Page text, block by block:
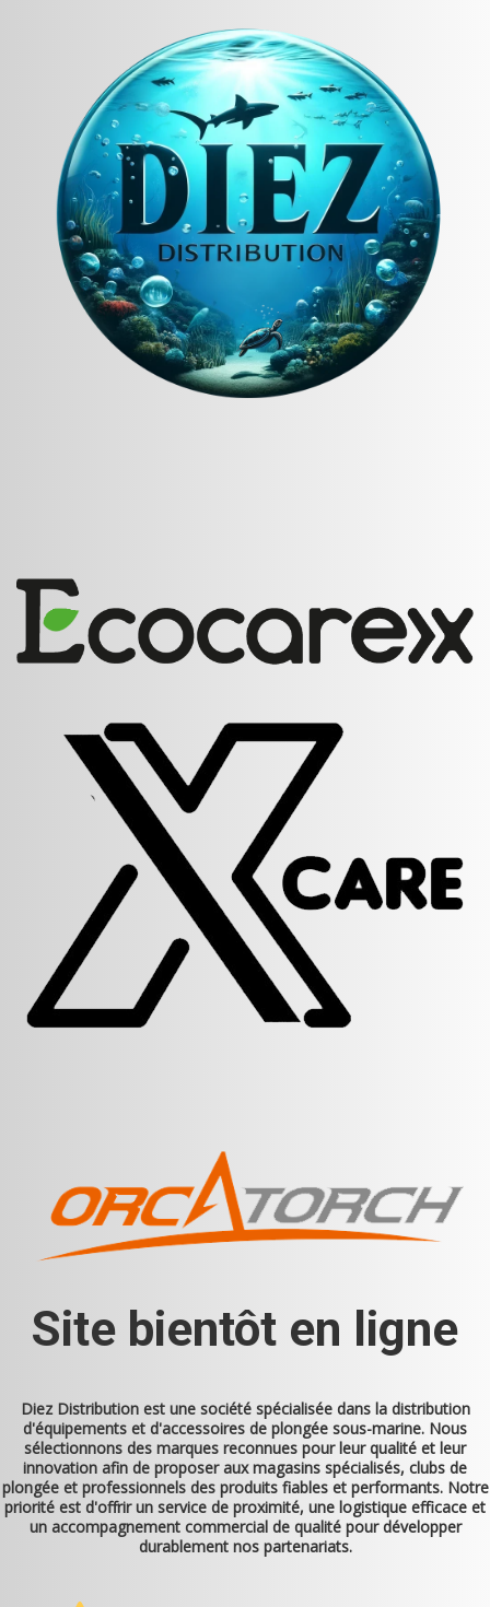
Site bientôt en ligne
Diez Distributionest une société spécialisée dans la distribution
d'équipements et d'accessoires de plongée sous-marine. Nous
sélectionnons des marques reconnues pour leur qualité et leur
innovation afin de proposer aux magasins spécialisés, clubs de
plongée et professionnels des produits fiables et performants. Notre
priorité est d'offrir un service de proximité, une logistique efficace et
un accompagnement commercial de qualité pour développer
durablement nos partenariats.